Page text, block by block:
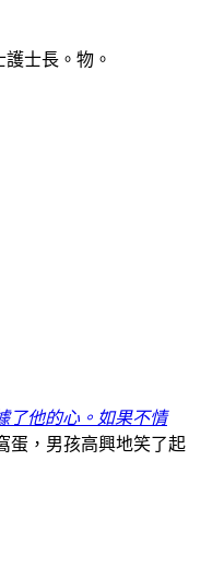
士長。物。
了他的心。如果不情
蛋，男孩高興地笑了起